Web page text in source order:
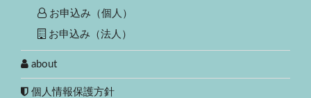
お申込み（個人）
お申込み（法人）
about
個人情報保護方針